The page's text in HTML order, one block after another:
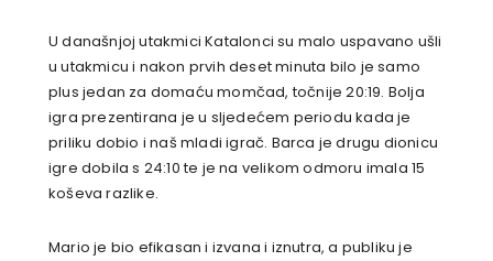
U današnjoj utakmici Katalonci su malo uspavano ušli
u utakmicu i nakon prvih deset minuta bilo je samo
plus jedan za domaću momčad, točnije 20:19. Bolja
igra prezentirana je u sljedećem periodu kada je
priliku dobio i naš mladi igrač. Barca je drugu dionicu
igre dobila s 24:10 te je na velikom odmoru imala 15
koševa razlike.
Mario je bio efikasan i izvana i iznutra, a publiku je